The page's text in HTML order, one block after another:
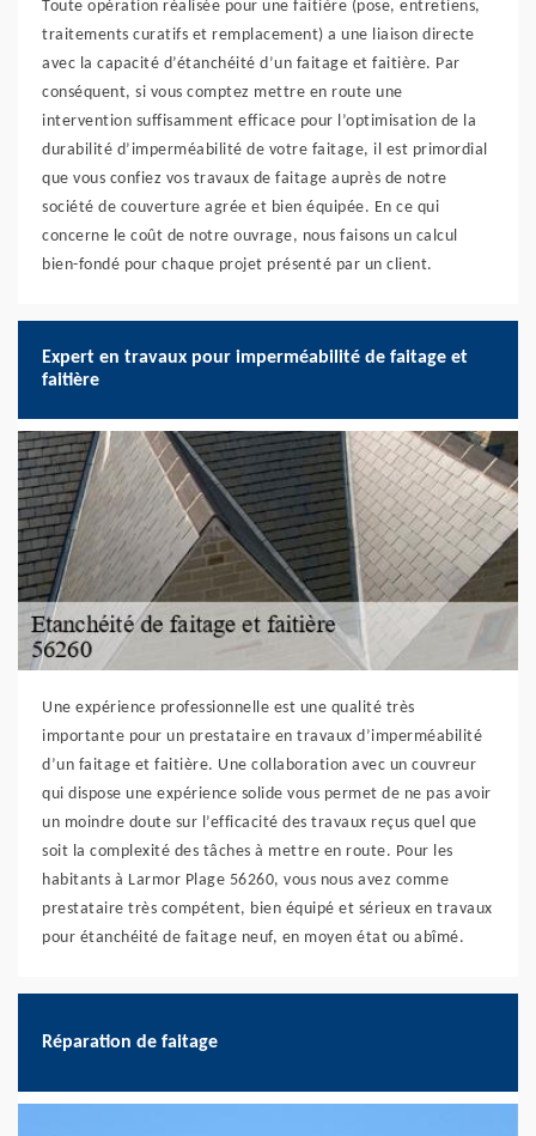
Toute opération réalisée pour une faitière (pose, entretiens,
traitements curatifs et remplacement) a une liaison directe
avec la capacité d’étanchéité d’un faitage et faitière. Par
conséquent, si vous comptez mettre en route une
intervention suffisamment efficace pour l’optimisation de la
durabilité d’imperméabilité de votre faitage, il est primordial
que vous confiez vos travaux de faitage auprès de notre
société de couverture agrée et bien équipée. En ce qui
concerne le coût de notre ouvrage, nous faisons un calcul
bien-fondé pour chaque projet présenté par un client.
Expert en travaux pour imperméabilité de faitage et
faitière
Une expérience professionnelle est une qualité très
importante pour un prestataire en travaux d’imperméabilité
d’un faitage et faitière. Une collaboration avec un couvreur
qui dispose une expérience solide vous permet de ne pas avoir
un moindre doute sur l’efficacité des travaux reçus quel que
soit la complexité des tâches à mettre en route. Pour les
habitants à Larmor Plage 56260, vous nous avez comme
prestataire très compétent, bien équipé et sérieux en travaux
pour étanchéité de faitage neuf, en moyen état ou abîmé.
Réparation de faitage